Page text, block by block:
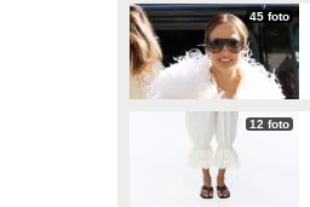
45 foto
12 foto